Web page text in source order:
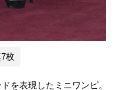
枚
を表現したミニワンピ。